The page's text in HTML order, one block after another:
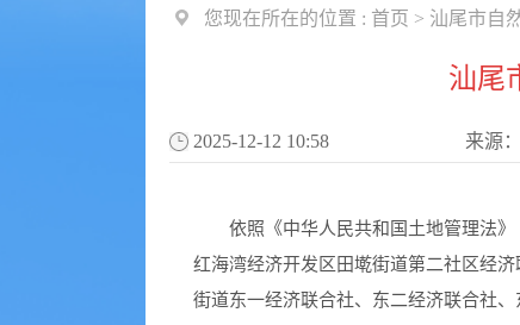
您现在所在的位置 : 首页 > 汕尾市自
汕尾
2025-12-12 10:58 来源：
依照《中华人民共和国土地管理法》
红海湾经济开发区田墘街道第二社区经
街道东一经济联合社、东二经济联合社